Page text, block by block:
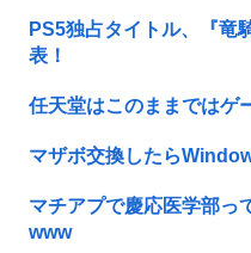
PS5独占タイトル、『竜
表！
任天堂はこのままではゲ
マザボ交換したら
マチアプで慶応医学部っ
www